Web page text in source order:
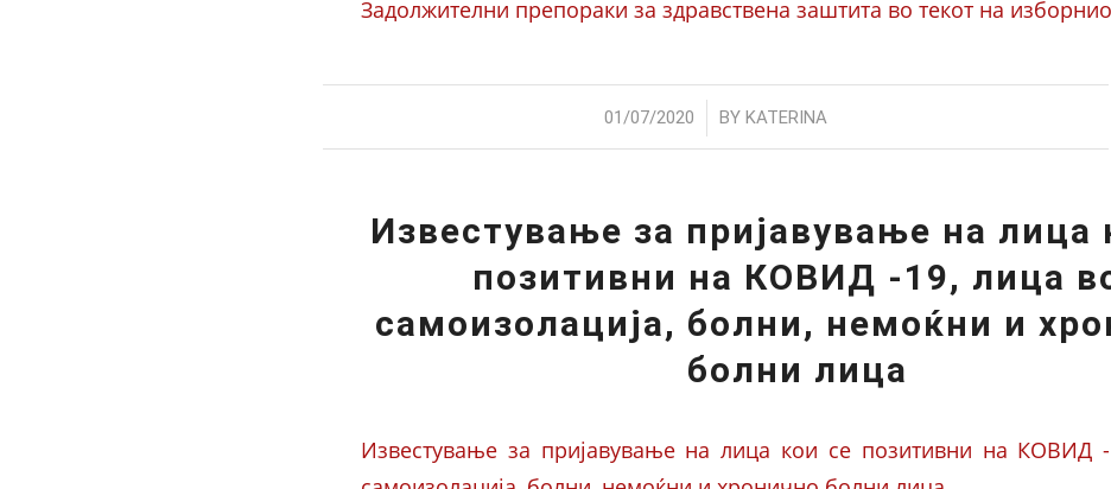
Задолжителни препораки за здравствена заштита во текот на
01/07/2020
/ BYKATERINA
Известување за пријавување на лица
позитивни на КОВИД -19, лица
самоизолација, болни, немоќни и
болни лица
Известување за пријавување на лица кои се позитивни на КОВИД